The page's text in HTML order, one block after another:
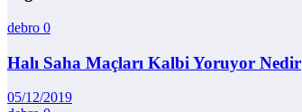
debro 0
Halı Saha Maçları Kalbi Yoruyor Nedir
05/12/2019